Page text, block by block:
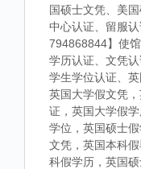
国硕士文凭、美
中心认证、留服
794868844】使
学历认证、文凭
学生学位认证、
英国大学假文凭
证，英国大学假
学位，英国硕士
文凭，英国本科
科假学历，英国